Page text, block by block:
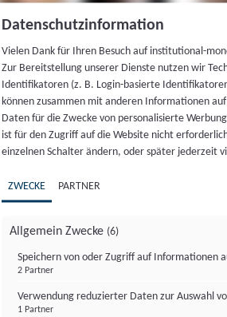
Datenschutzinformation
Vielen Dank für Ihren Besuch auf institutional-
Zur Bereitstellung unserer Dienste nutzen wir
Identifikatoren (z. B. Login-basierte
können zusammen mit anderen Informationen
Daten für die Zwecke von personalisierte
ist für den Zugriff auf die Website nicht
einzelnen Schalter ändern, oder später jederzeit
ZWECKE PARTNER
Allgemein Zwecke (6)
Speichern von oder Zugriff auf Informationen
2 Partner
Verwendung reduzierter Daten zur Auswahl
1 Partner